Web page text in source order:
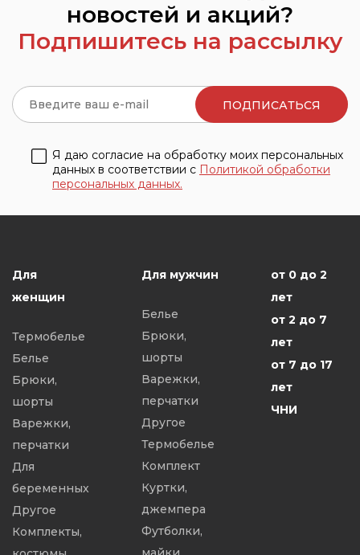
новостей и акций?
Подпишитесь на рассылку
Я даю согласие на обработку моих персональных
данных в соответствии с Политикой обработки
персональных данных.
Для
женщин
Термобелье
Белье
Брюки,
шорты
Варежки,
перчатки
Для
беременных
Другое
Комплекты,
Для мужчин
Белье
Брюки,
шорты
Варежки,
перчатки
Другое
Термобелье
Комплект
Куртки,
джемпера
Футболки,
от 0 до 2
лет
от 2 до 7
лет
от 7 до 17
лет
ЧНИ